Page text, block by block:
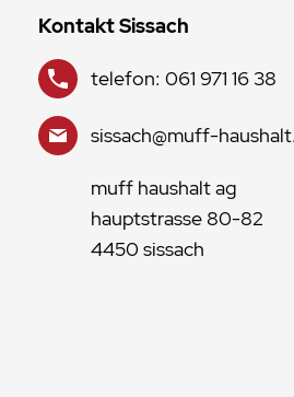
Kontakt Sissach
telefon: 061 971 16 38
sissach@muff-
muff haushalt ag
hauptstrasse 80-82
4450 sissach